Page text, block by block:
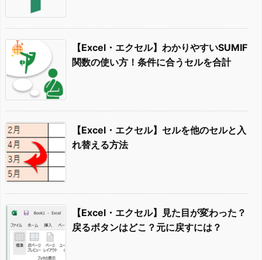
【Excel・エクセル】わかりやすいSUMIF
関数の使い方！条件に合うセルを合計
【Excel・エクセル】セルを他のセルと入
れ替える方法
【Excel・エクセル】見た目が変わった？
戻るボタンはどこ？元に戻すには？